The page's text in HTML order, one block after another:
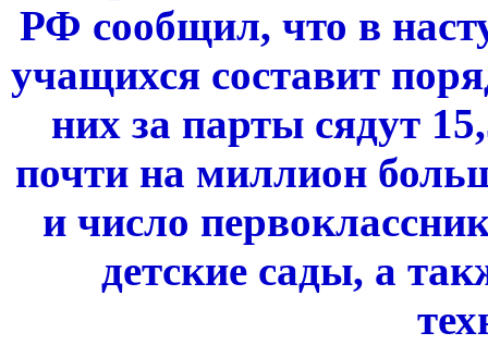
РФ сообщил, что в
учащихся составит
них за парты сядут
почти на миллион
и число
детские сады, а